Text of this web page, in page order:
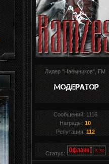
Лидер "Наёмников", ГМ
Сообщений: 1116
Награды:10
Репутация: 112
Статус: